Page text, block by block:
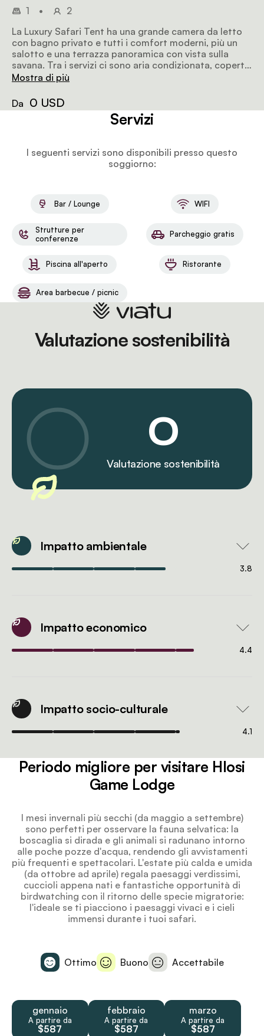
1 •
2
La Luxury Safari Tent ha una grande camera da letto
con bagno privato e tutti i comfort moderni, più un
salotto e una terrazza panoramica con vista sulla
savana. Tra i servizi ci sono aria condizionata, coperte
elettriche e un mini-bar.
Mostra di più
Da 0 USD
Servizi
I seguenti servizi sono disponibili presso questo
soggiorno:
Bar / Lounge WIFI
Strutture per
conferenze
Parcheggio gratis
Piscina all'aperto Ristorante
Area barbecue / picnic
Valutazione sostenibilità
0
Valutazione sostenibilità
Impatto ambientale
3.8
Impatto economico
4.4
Impatto socio-culturale
4.1
Periodo migliore per visitare Hlosi
Game Lodge
I mesi invernali più secchi (da maggio a settembre)
sono perfetti per osservare la fauna selvatica: la
boscaglia si dirada e gli animali si radunano intorno
alle poche pozze d'acqua, rendendo gli avvistamenti
più frequenti e spettacolari. L'estate più calda e umida
(da ottobre ad aprile) regala paesaggi verdissimi,
cuccioli appena nati e fantastiche opportunità di
birdwatching con il ritorno delle specie migratorie:
l'ideale se ti piacciono i paesaggi vivaci e i cieli
immensi durante i tuoi safari.
Ottimo Buono Accettabile
gennaio
A partire da
$587
febbraio
A partire da
$587
marzo
A partire da
$587